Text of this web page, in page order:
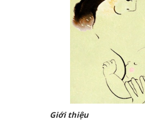
Giới thiệu